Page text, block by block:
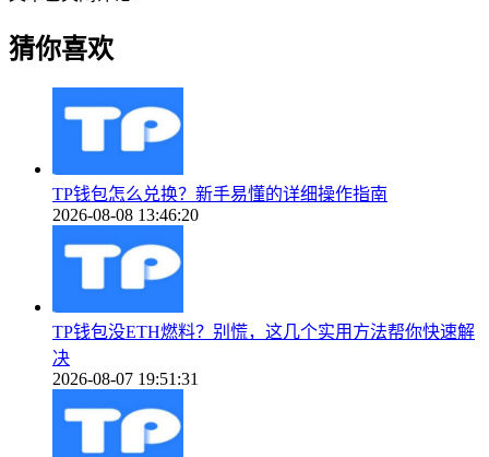
猜你喜欢
TP钱包怎么兑换？新手易懂的详细操作指南
2026-08-08 13:46:20
TP钱包没ETH燃料？别慌，这几个实用方法帮你快速解
决
2026-08-07 19:51:31